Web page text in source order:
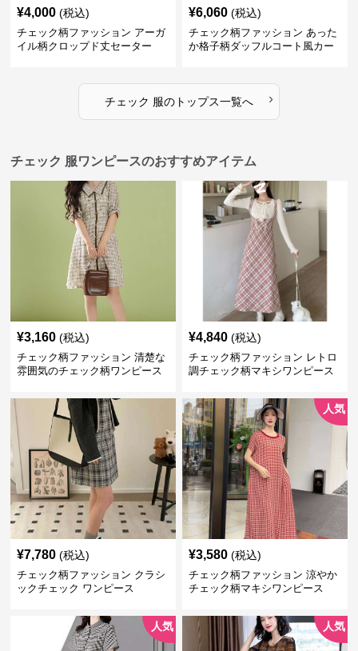
¥4,000 (税込)
チェック柄ファッション アーガ
イル柄クロップド丈セーター
¥6,060 (税込)
チェック柄ファッション あった
か格子柄ダッフルコート風カー
チェック 服のトップス一覧へ ›
チェック 服ワンピースのおすすめアイテム
¥3,160 (税込)
チェック柄ファッション 清楚な
雰囲気のチェック柄ワンピース
¥4,840 (税込)
チェック柄ファッション レトロ
調チェック柄マキシワンピース
¥7,780 (税込)
チェック柄ファッション クラシ
ックチェック ワンピース
人気
¥3,580 (税込)
チェック柄ファッション 涼やか
チェック柄マキシワンピース
人気 人気